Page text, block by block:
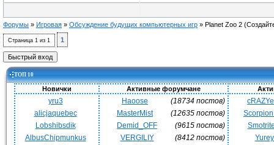
Форумы » Игровая » Обсуждение будущих компьютерных игр » Planet Zoo 2
Страница 1 из 1 1
ТОП 10
Новички Активные форумчане
yru3
alicjaquebec
Lobshibsdik
AlbusChipmunkus
Haoose
(18734 постов)
MasterMist
(12635 постов)
Demid_OFF
(9615 постов)
VERGILIY
(8412 постов)